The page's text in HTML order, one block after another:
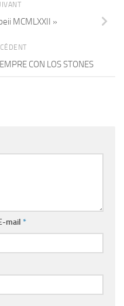
MCMLXXII »
CON LOS STONES
mail *